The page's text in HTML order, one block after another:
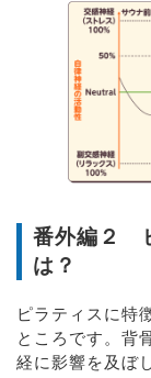
番外編２
は？
ピラティスに特
ところです。背
経に影響を及ぼ